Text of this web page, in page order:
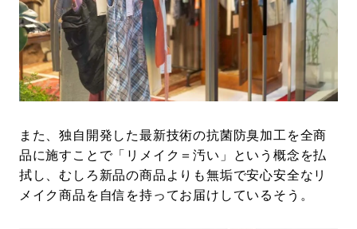
また、独自開発した最新技術の抗菌防臭加工を全商
品に施すことで「リメイク＝汚い」という概念を払
拭し、むしろ新品の商品よりも無垢で安心安全なリ
メイク商品を自信を持ってお届けしているそう。